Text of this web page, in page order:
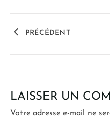
PRÉCÉDENT
LAISSER UN
Votre adresse e-mail ne